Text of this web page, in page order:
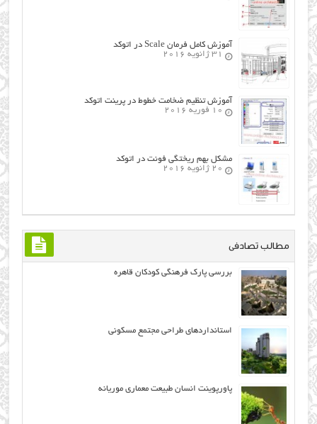
آموزش کامل فرمان Scale در اتوکد
31 ژانویه 2016
آموزش تنظیم ضخامت خطوط در پرینت اتوکد
10 فوریه 2016
مشکل بهم ریختگی فونت در اتوکد
20 ژانویه 2016
مطالب تصادفی
بررسی پارک فرهنگی کودکان قاهره
استانداردهای طراحی مجتمع مسکونی
پاورپوینت انسان طبیعت معماری موریانه